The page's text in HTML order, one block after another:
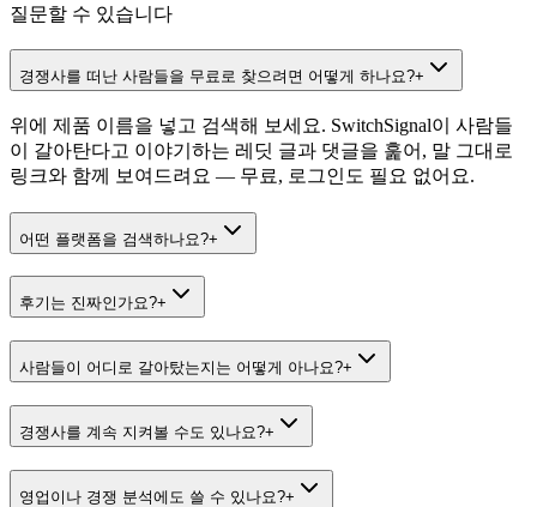
질문할 수 있습니다
경쟁사를 떠난 사람들을 무료로 찾으려면 어떻게 하나요?+
위에 제품 이름을 넣고 검색해 보세요. SwitchSignal이 사람들
이 갈아탄다고 이야기하는 레딧 글과 댓글을 훑어, 말 그대로
링크와 함께 보여드려요 — 무료, 로그인도 필요 없어요.
어떤 플랫폼을 검색하나요?+
후기는 진짜인가요?+
사람들이 어디로 갈아탔는지는 어떻게 아나요?+
경쟁사를 계속 지켜볼 수도 있나요?+
영업이나 경쟁 분석에도 쓸 수 있나요?+